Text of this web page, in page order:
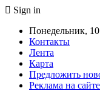
Sign in
Понедельник, 10
Контакты
Лента
Карта
Предложить
Реклама на сайте